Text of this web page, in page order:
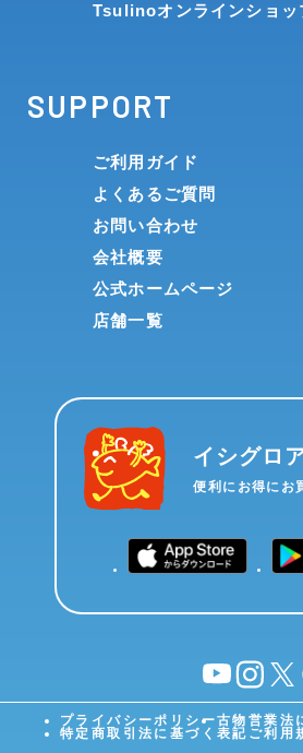
Tsulinoオンラインショッ
SUPPORT
ご利用ガイド
よくあるご質問
お問い合わせ
会社概要
公式ホームページ
店舗一覧
イシグロ
便利にお得にお
YouTubeinstagram
X
プライバシーポリシー古物営業法
特定商取引法に基づく表記 ご利用